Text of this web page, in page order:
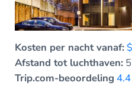
Kosten per nacht vanaf:
Afstand tot luchthaven:
Trip.com-beoordeling